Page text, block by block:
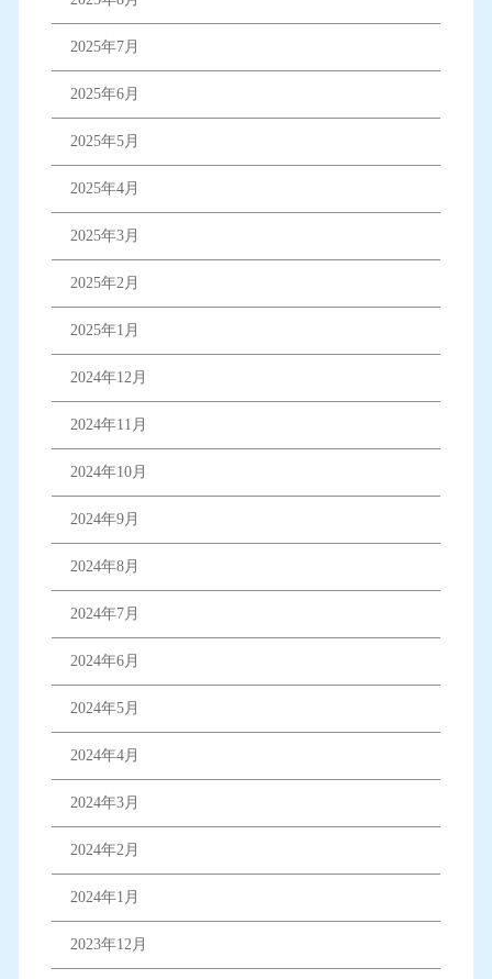
2025年7月
2025年6月
2025年5月
2025年4月
2025年3月
2025年2月
2025年1月
2024年12月
2024年11月
2024年10月
2024年9月
2024年8月
2024年7月
2024年6月
2024年5月
2024年4月
2024年3月
2024年2月
2024年1月
2023年12月